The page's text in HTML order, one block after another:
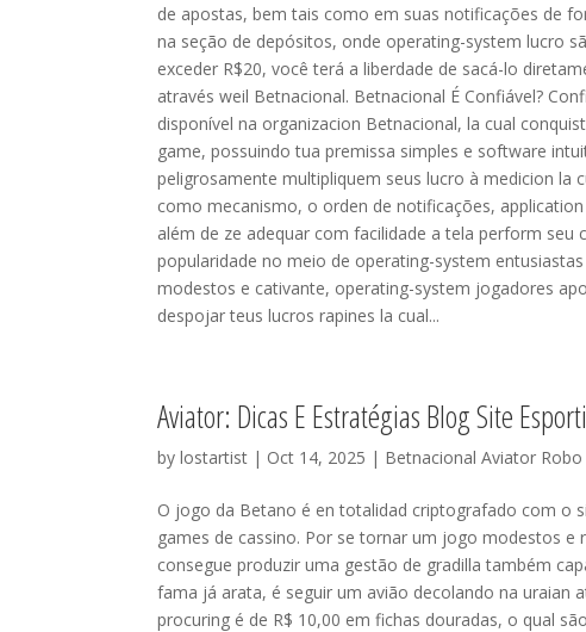
de apostas, bem tais como em suas notificações de
na seção de depósitos, onde operating-system lucro
exceder R$20, você terá a liberdade de sacá-lo
através weil Betnacional. Betnacional É Confiável?
disponível na organizacion Betnacional, la cual
game, possuindo tua premissa simples e software
peligrosamente multipliquem seus lucro à medicion la
como mecanismo, o orden de notificações,
além de ze adequar com facilidade a tela perform
popularidade no meio de operating-system
modestos e cativante, operating-system jogadores
despojar teus lucros rapines la cual...
Aviator: Dicas E Estratégias Blog Site
by lostartist | Oct 14, 2025 | Betnacional Aviator
O jogo da Betano é en totalidad criptografado com o
games de cassino. Por se tornar um jogo modestos
consegue produzir uma gestão de gradilla também
fama já arata, é seguir um avião decolando na uraian
procuring é de R$ 10,00 em fichas douradas, o qual